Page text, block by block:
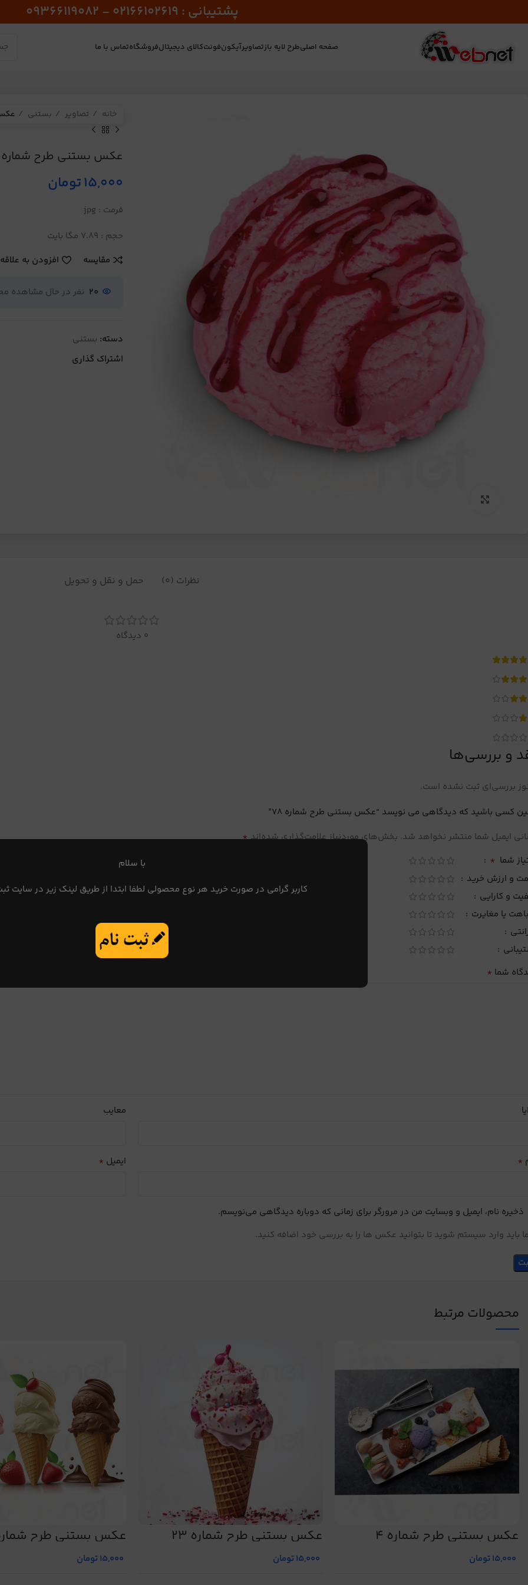
با سلام
کاربر گرامی در صورت خرید هر نوع محصولی لطفا ابتدا از طریق لینک زیر در سایت
پشتیبانی : 02166102619 - 09366119082
صفحه اصلیطرح لایه بازتصاویرآیکونفونتکالای دیجیتالفروشگاهتماس با ما
خانه تصاویر بستنی
عکس بستنی طرح شماره 78
15,000تومان
فرمت : jpg
حجم : 7.89 مگا بایت
مقایسه
افزودن به
20 نفر در حال مشاهده
دسته: بستنی
اشتراک گذاری
نظرات (0) حمل و نقل و تحویل
0 دیدگاه
و بررسی‌ها
بررسی‌ای ثبت نشده است.
کسی باشید که دیدگاهی می نویسد “عکس بستنی طرح شماره 78”
ایمیل شما منتشر نخواهد شد. بخش‌های موردنیاز علامت‌گذاری شده‌اند*
شما *
و ارزش خرید
و کارایی
یا مغایرت
شما *
معایب
* ایمیل *
ذخیره نام، ایمیل و وبسایت من در مرورگر برای زمانی که دوباره دیدگاهی می‌نویسم.
باید وارد سیستم شوید تا بتوانید عکس ها را به بررسی خود اضافه کنید.
محصولات مرتبط
عکس بستنی طرح شماره 4
15,000تومان
عکس بستنی طرح شماره 23
15,000تومان
عکس بستنی طرح شماره
15,000تومان